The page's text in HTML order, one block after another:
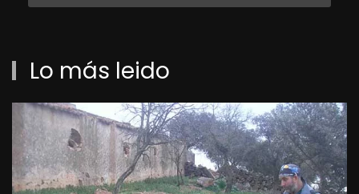
Lo más leido